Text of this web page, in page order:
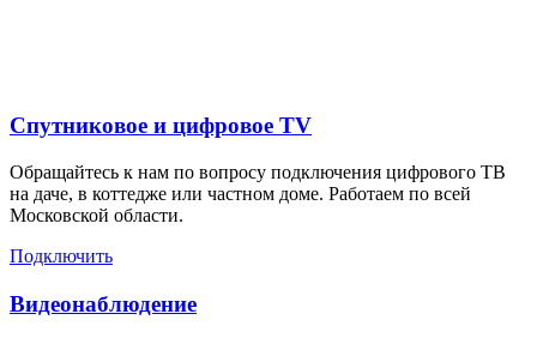
Спутниковое и цифровое TV
Обращайтесь к нам по вопросу подключения цифрового ТВ
на даче, в коттедже или частном доме. Работаем по всей
Московской области.
Подключить
Видеонаблюдение